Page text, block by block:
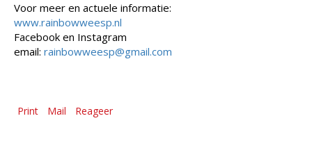
Voor meer en actuele informatie:
www.rainbowweesp.nl
Facebook en Instagram
email: rainbowweesp@gmail.com
Print Mail Reageer